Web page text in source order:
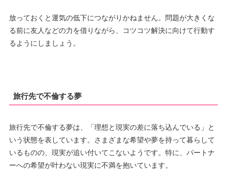
放っておくと運気の低下につながりかねません。問題が大きくな
る前に友人などの力を借りながら、コツコツ解決に向けて行動す
るようにしましょう。
旅行先で不倫する夢
旅行先で不倫する夢は、「理想と現実の差に落ち込んでいる」と
いう状態を表しています。さまざまな希望や夢を持って暮らして
いるものの、現実が追い付いてこないようです。特に、パートナ
ーへの希望が叶わない現実に不満を抱いています。